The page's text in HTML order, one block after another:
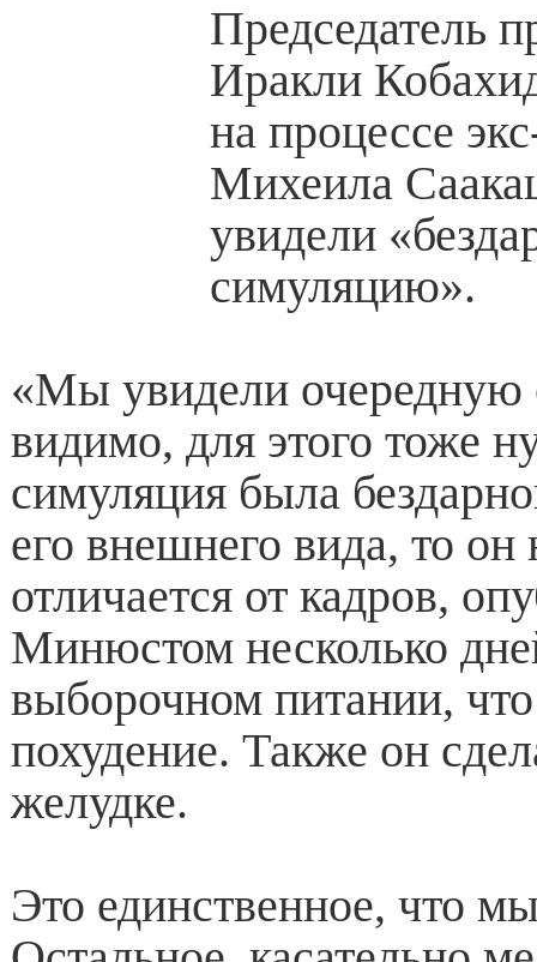
Председатель
Иракли
на процессе
Михеила
увидели
симуляцию».
«Мы увидели
видимо, для этого тоже
симуляция была
его внешнего вида, то он
отличается от кадров,
Минюстом несколько
выборочном питании,
похудение. Также он
желудке.
Это единственное, что